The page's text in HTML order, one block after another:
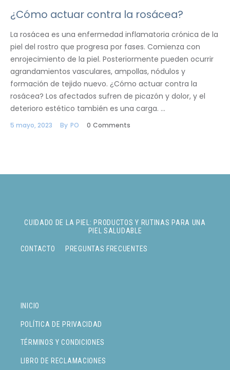
¿Cómo actuar contra la rosácea?
La rosácea es una enfermedad inflamatoria crónica de la
piel del rostro que progresa por fases. Comienza con
enrojecimiento de la piel. Posteriormente pueden ocurrir
agrandamientos vasculares, ampollas, nódulos y
formación de tejido nuevo. ¿Cómo actuar contra la
rosácea? Los afectados sufren de picazón y dolor, y el
deterioro estético también es una carga. …
5 mayo, 2023 By PO 0 Comments
INICIO
POLÍTICA DE PRIVACIDAD
TÉRMINOS Y CONDICIONES
LIBRO DE RECLAMACIONES
CUIDADO DE LA PIEL: PRODUCTOS Y RUTINAS PARA UNA
PIEL SALUDABLE
CONTACTO PREGUNTAS FRECUENTES